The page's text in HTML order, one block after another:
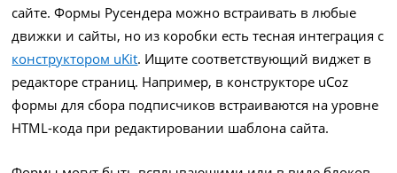
сайте. Формы Русендера можно встраивать в любые
движки и сайты, но из коробки есть тесная интеграция с
конструктором uKit. Ищите соответствующий виджет в
редакторе страниц. Например, в конструкторе uCoz
формы для сбора подписчиков встраиваются на уровне
HTML-кода при редактировании шаблона сайта.